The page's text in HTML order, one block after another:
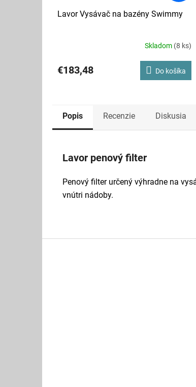
Lavor Vysávač na bazény Swimmy
produktu
je
hviezdičiek.
Skladom (8 ks)
€183,48 Do košíka
Popis Recenzie Diskusia
Lavor penový filter
Penový filter určený výhradne na
vnútri nádoby.